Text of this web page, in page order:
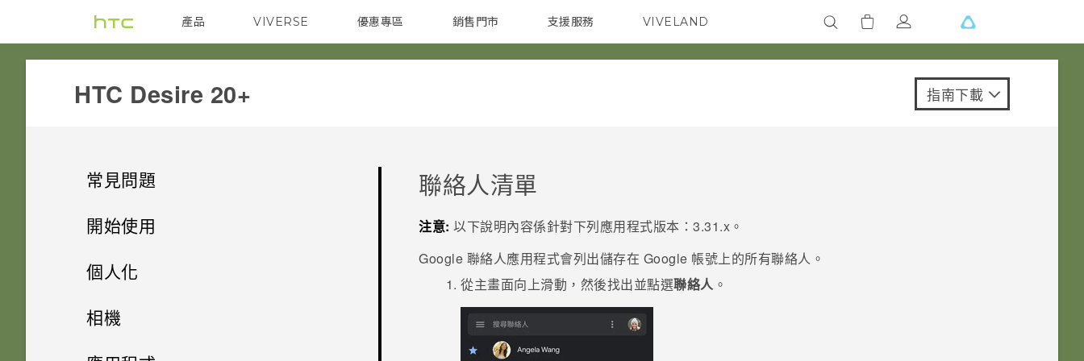
產品
VIVE G REIGNS 智慧型手機 配件
VIVERSE 優惠專區
焦點訊息 校園專案 企業採購
銷售門市
銷售通路 支援服務 VIVELAND
HTC Desire 20+‎ 指南下載
常見問題
電源與充電
開始使用
打開包裝與設定
插入 nano SIM 卡和 microSD
個人化
主畫面配置
變更桌布
相機
拍照和錄影
聯絡人清單
注意: 以下說明內容係針對下列應用程式版本：3.31.x 。
Google 聯絡人應用程式會列出儲存在 Google 帳號上的所有聯絡人。
從主畫面向上滑動，然後找出並點選聯絡人 。